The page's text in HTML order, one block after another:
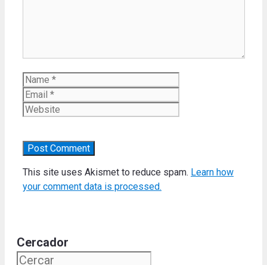
Name
This site uses Akismet to reduce spam. Learn how
your comment data is processed.
Cercador